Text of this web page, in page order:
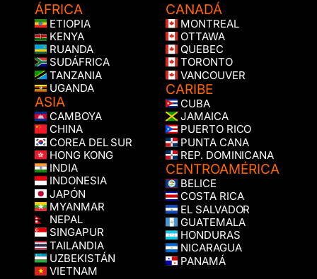
ÁFRICA
ETIOPIA
KENYA
RUANDA
SUDÁFRICA
TANZANIA
UGANDA
ASIA
CAMBOYA
CHINA
COREA DEL SUR
HONG KONG
INDIA
INDONESIA
JAPÓN
MYANMAR
NEPAL
SINGAPUR
TAILANDIA
UZBEKISTÁN
VIETNAM
CANADÁ
MONTREAL
OTTAWA
QUEBEC
TORONTO
VANCOUVER
CARIBE
CUBA
JAMAICA
PUERTO RICO
PUNTA CANA
REP. DOMINICANA
CENTROAMÉRICA
BELICE
COSTA RICA
EL SALVADOR
GUATEMALA
HONDURAS
NICARAGUA
PANAMÁ